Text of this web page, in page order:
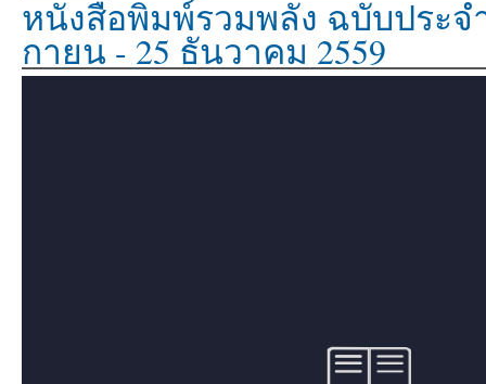
หนังสือพิมพ์รวมพลัง ฉบับประจ
กายน - 25 ธันวาคม 2559